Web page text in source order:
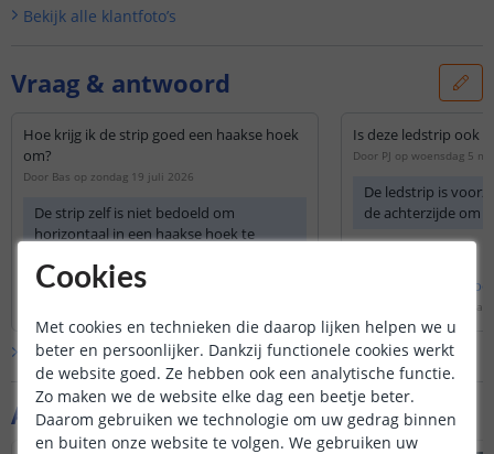
Aanvullende producten
Bekijk alle klantfoto’s
Vraag & antwoord
Hoe krijg ik de strip goed een haakse hoek
om?
Door Bas op zondag 19 juli 2026
De strip zelf is niet bedoeld om
horizontaal in een haakse hoek te
buigen wanneer de leds naar boven of
Bekijkheleantwoord
Is deze ledstrip ook
Door PJ op woensdag 5
De ledstrip is
de achterzijde om
Bekijk alle Vraag & antwoord
Cookies
Met cookies en technieken die daarop lijken helpen we u
beter en persoonlijker. Dankzij functionele cookies werkt
de website goed. Ze hebben ook een analytische functie.
Zo maken we de website elke dag een beetje beter.
Daarom gebruiken we technologie om uw gedrag binnen
en buiten onze website te volgen. We gebruiken uw